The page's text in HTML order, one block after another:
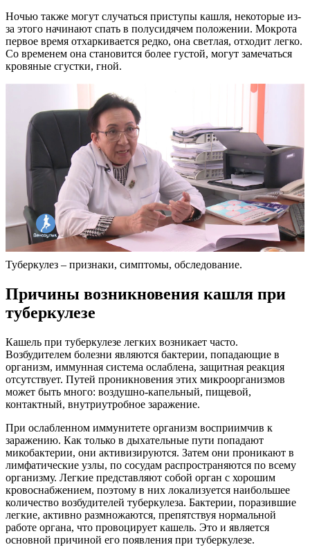
Ночью также могут случаться приступы кашля, некоторые из-
за этого начинают спать в полусидячем положении. Мокрота
первое время отхаркивается редко, она светлая, отходит легко.
Со временем она становится более густой, могут замечаться
кровяные сгустки, гной.
Туберкулез – признаки, симптомы, обследование.
Причины возникновения кашля при
туберкулезе
Кашель при туберкулезе легких возникает часто.
Возбудителем болезни являются бактерии, попадающие в
организм, иммунная система ослаблена, защитная реакция
отсутствует. Путей проникновения этих микроорганизмов
может быть много: воздушно-капельный, пищевой,
контактный, внутриутробное заражение.
При ослабленном иммунитете организм восприимчив к
заражению. Как только в дыхательные пути попадают
микобактерии, они активизируются. Затем они проникают в
лимфатические узлы, по сосудам распространяются по всему
организму. Легкие представляют собой орган с хорошим
кровоснабжением, поэтому в них локализуется наибольшее
количество возбудителей туберкулеза. Бактерии, поразившие
легкие, активно размножаются, препятствуя нормальной
работе органа, что провоцирует кашель. Это и является
основной причиной его появления при туберкулезе.